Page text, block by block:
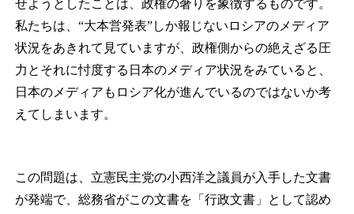
せようとしたことは、政権の奢りを象徴するものです。
私たちは、“大本営発表”しか報じないロシアのメディア
状況をあきれて見ていますが、政権側からの絶えざる圧
力とそれに忖度する日本のメディア状況をみていると、
日本のメディアもロシア化が進んでいるのではないか考
えてしまいます。
この問題は、立憲民主党の小西洋之議員が入手した文書
が発端で、総務省がこの文書を「行政文書」として認め